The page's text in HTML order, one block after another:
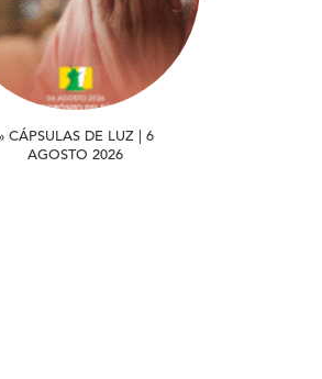
CÁPSULAS DE LUZ | 6
AGOSTO 2026